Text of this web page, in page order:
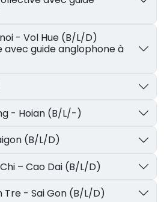
avec guide anglophone à
- Hoian (B/L/-)
Saigon (B/L/D)
Cu Chi – Cao Dai (B/L/D)
Ben Tre - Sai Gon (B/L/D)